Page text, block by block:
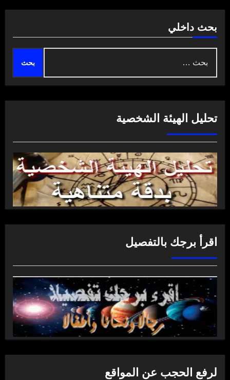
بحث داخلي
عن:
تحليل الهيئة الشخصية
اقرأ برجك بالتفصيل
لرفع الحجب عن المواقع